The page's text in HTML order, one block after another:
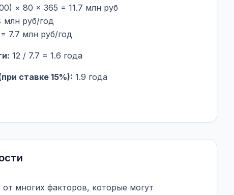
7.7 млн руб/год
12 / 7.7 = 1.6 года
ставке 15%):
многих факторов, которые могут